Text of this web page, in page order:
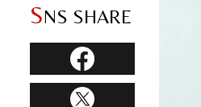
SNS SHARE